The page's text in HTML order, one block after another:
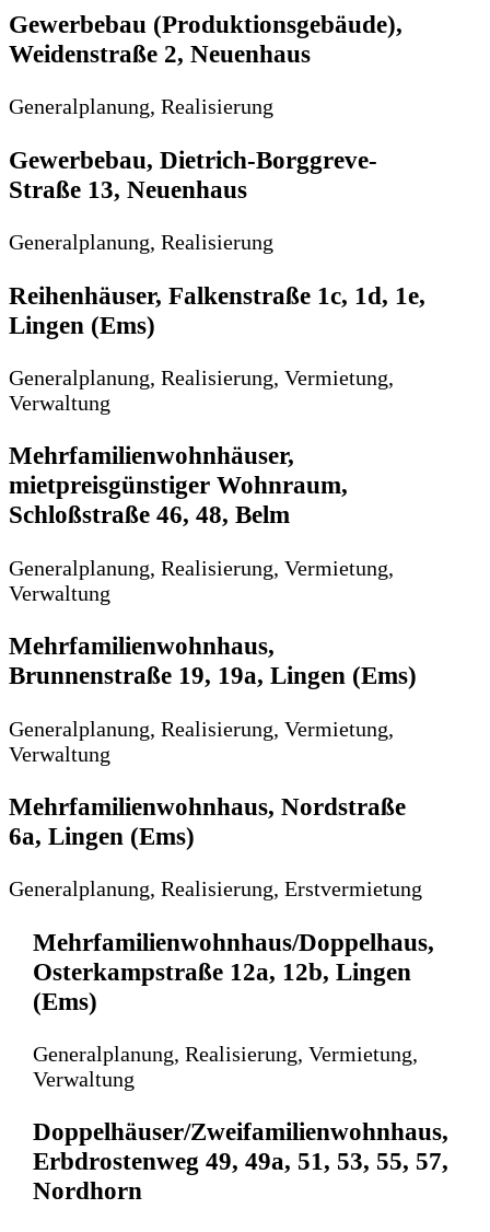
Gewerbebau (Produktionsgebäude),
Weidenstraße 2, Neuenhaus
Generalplanung, Realisierung
Gewerbebau, Dietrich-Borggreve-
Straße 13, Neuenhaus
Generalplanung, Realisierung
Reihenhäuser, Falkenstraße 1c, 1d, 1e,
Lingen (Ems)
Generalplanung, Realisierung, Vermietung,
Verwaltung
Mehrfamilienwohnhäuser,
mietpreisgünstiger Wohnraum,
Schloßstraße 46, 48, Belm
Generalplanung, Realisierung, Vermietung,
Verwaltung
Mehrfamilienwohnhaus,
Brunnenstraße 19, 19a, Lingen (Ems)
Generalplanung, Realisierung, Vermietung,
Verwaltung
Mehrfamilienwohnhaus, Nordstraße
6a, Lingen (Ems)
Generalplanung, Realisierung, Erstvermietung
Mehrfamilienwohnhaus/Doppelhaus,
Osterkampstraße 12a, 12b, Lingen
(Ems)
Generalplanung, Realisierung, Vermietung,
Verwaltung
Doppelhäuser/Zweifamilienwohnhaus,
Erbdrostenweg 49, 49a, 51, 53, 55, 57,
Nordhorn